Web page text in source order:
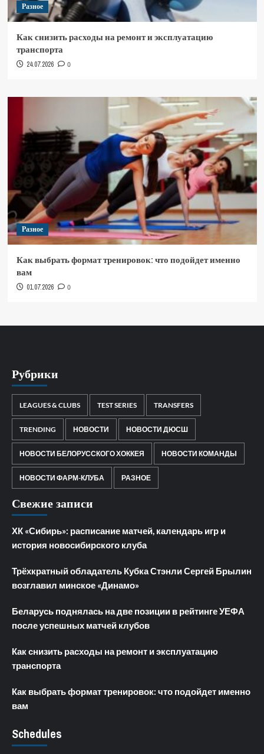
Разное
Как снизить расходы на ремонт и эксплуатацию
транспорта
24.07.2026 0
Разное
Как выбрать формат тренировок: что подойдет именно
вам
01.07.2026 0
Рубрики
LEAGUES & CLUBS TEST SERIES TRANSFERS
TRENDING НОВОСТИ НОВОСТИ ДЮСШ
НОВОСТИ БЕЛОРУССКОГО ХОККЕЯ НОВОСТИ КОМАНДЫ
НОВОСТИ ФАРМ-КЛУБА РАЗНОЕ
Свежие записи
ХК «Сибирь»: расписание матчей, календарь игр и
история новосибирского клуба
Трёхкратный обладатель Кубка Стэнли Сергей Брылин
возглавил минское «Динамо»
Беларусь поднялась на две позиции в рейтинге УЕФА
после успешных матчей клубов
Как снизить расходы на ремонт и эксплуатацию
транспорта
Как выбрать формат тренировок: что подойдет именно
вам
Schedules